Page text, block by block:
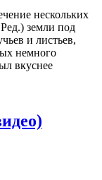
нескольких
земли под
и листьев,
немного
вкуснее